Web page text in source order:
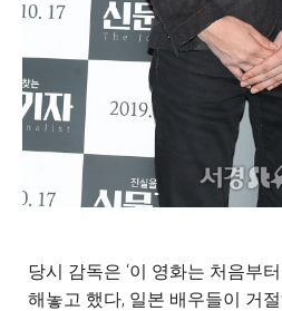
당시 감독은 ‘이 영화는 처음부
해놓고 했다, 일본 배우들이 거